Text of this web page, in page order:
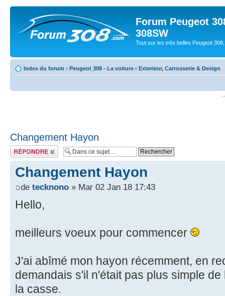
Forum Peugeot
308SW
Tout sur les très belles Peugeot
Index du forum ‹ Peugeot 308 - La voiture ‹ Exterieur, Carrosserie & Design
Changement Hayon
Répondre
Changement Hayon
de tecknono » Mar 02 Jan 18 17:43
Hello,
meilleurs voeux pour commencer
J'ai abîmé mon hayon récemment, en
demandais s'il n'était pas plus simple
la casse.